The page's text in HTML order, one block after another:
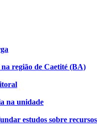
região de Caetité (BA)
na unidade
estudos sobre